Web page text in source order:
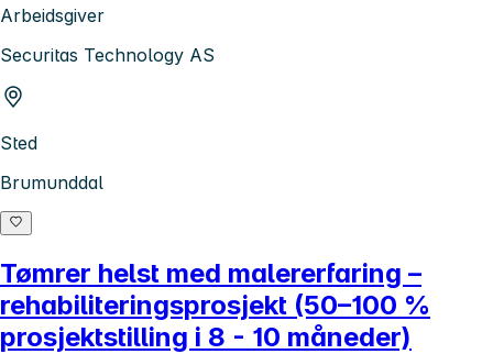
Arbeidsgiver
Securitas Technology AS
Sted
Brumunddal
Tømrer helst med malererfaring –
rehabiliteringsprosjekt (50–100 %
prosjektstilling i 8 - 10 måneder)